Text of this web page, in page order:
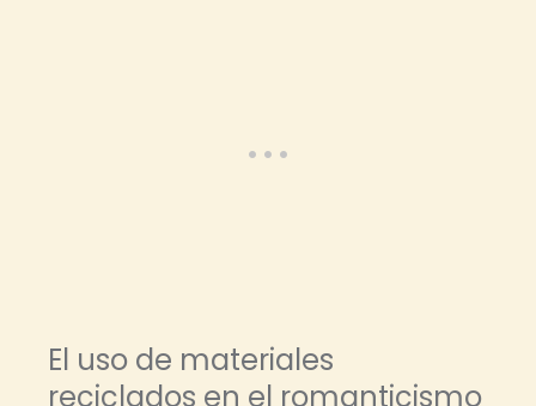
El uso de materiales
reciclados en el romanticismo